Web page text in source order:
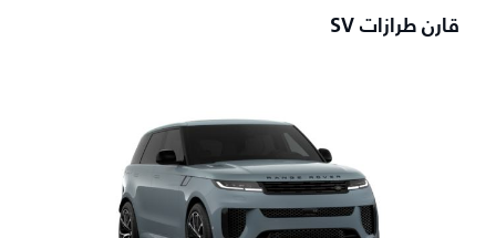
قارن طرازات SV